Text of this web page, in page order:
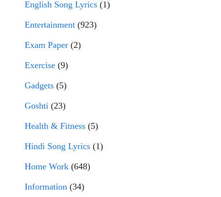
English Song Lyrics (1)
Entertainment (923)
Exam Paper (2)
Exercise (9)
Gadgets (5)
Goshti (23)
Health & Fitness (5)
Hindi Song Lyrics (1)
Home Work (648)
Information (34)